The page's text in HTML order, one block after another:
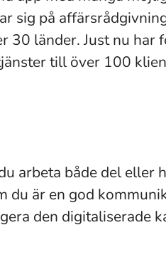
sig på
30 länder. Just nu har
till över 100
arbeta både del eller
du är en god
den digitaliserade